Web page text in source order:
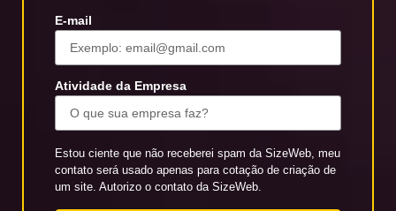
E-mail
Atividade da Empresa
Estou ciente que não receberei spam da SizeWeb, meu
contato será usado apenas para cotação de criação de
um site. Autorizo o contato da SizeWeb.